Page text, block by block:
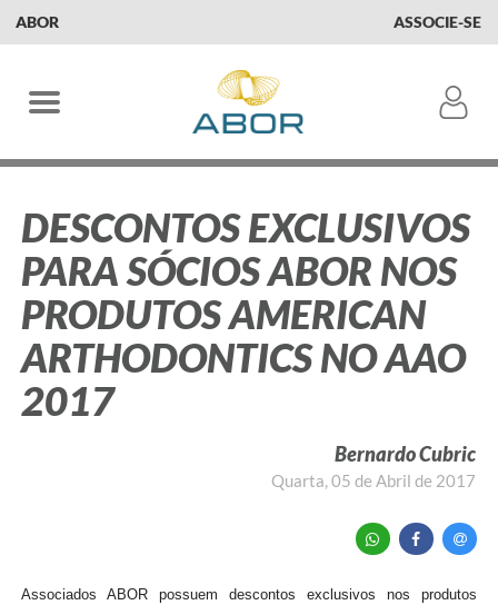
ABOR ASSOCIE-SE
DESCONTOS EXCLUSIVOS
PARA SÓCIOS ABOR NOS
PRODUTOS AMERICAN
ARTHODONTICS NO AAO
2017
Bernardo Cubric
Quarta, 05 de Abril de 2017
Associados ABOR possuem descontos exclusivos nos produtos